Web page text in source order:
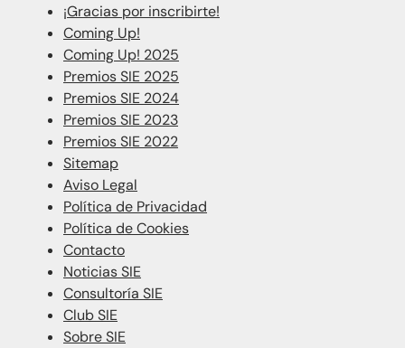
¡Gracias por inscribirte!
Coming Up!
Coming Up! 2025
Premios SIE 2025
Premios SIE 2024
Premios SIE 2023
Premios SIE 2022
Sitemap
Aviso Legal
Política de Privacidad
Política de Cookies
Contacto
Noticias SIE
Consultoría SIE
Club SIE
Sobre SIE